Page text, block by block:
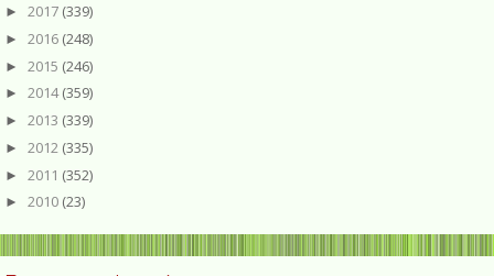
► 2017 (339)
► 2016 (248)
► 2015 (246)
► 2014(359)
► 2013 (339)
► 2012 (335)
► 2011 (352)
► 2010 (23)